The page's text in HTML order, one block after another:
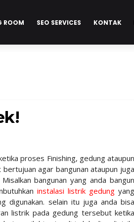
ROOM SEO SERVICES KONTAK
proses Finishing, gedung ataupun
agar bangunan ataupun juga
bangunan yang anda bangun
instalasi listrik gedung yang
digunakan. selain itu juga anda bisa
listrik pada gedung tersebut ketika